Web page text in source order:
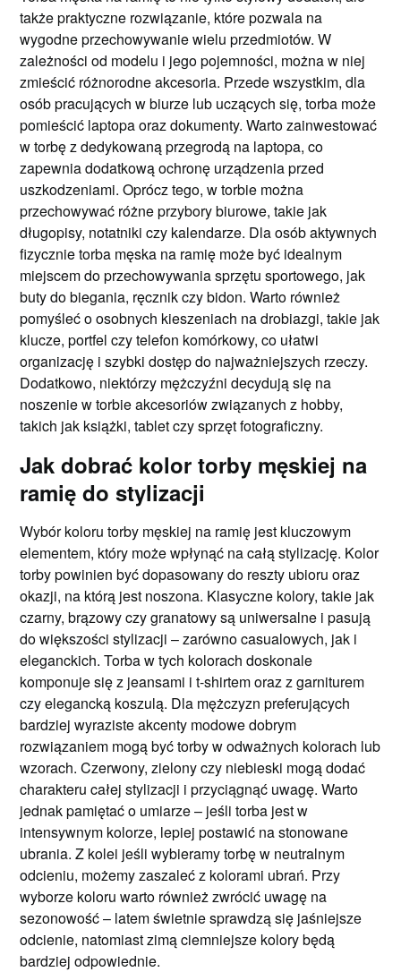
także praktyczne rozwiązanie, które pozwala na
wygodne przechowywanie wielu przedmiotów. W
zależności od modelu i jego pojemności, można w niej
zmieścić różnorodne akcesoria. Przede wszystkim, dla
osób pracujących w biurze lub uczących się, torba może
pomieścić laptopa oraz dokumenty. Warto zainwestować
w torbę z dedykowaną przegrodą na laptopa, co
zapewnia dodatkową ochronę urządzenia przed
uszkodzeniami. Oprócz tego, w torbie można
przechowywać różne przybory biurowe, takie jak
długopisy, notatniki czy kalendarze. Dla osób aktywnych
fizycznie torba męska na ramię może być idealnym
miejscem do przechowywania sprzętu sportowego, jak
buty do biegania, ręcznik czy bidon. Warto również
pomyśleć o osobnych kieszeniach na drobiazgi, takie jak
klucze, portfel czy telefon komórkowy, co ułatwi
organizację i szybki dostęp do najważniejszych rzeczy.
Dodatkowo, niektórzy mężczyźni decydują się na
noszenie w torbie akcesoriów związanych z hobby,
takich jak książki, tablet czy sprzęt fotograficzny.
Jak dobrać kolor torby męskiej na
ramię do stylizacji
Wybór koloru torby męskiej na ramię jest kluczowym
elementem, który może wpłynąć na całą stylizację. Kolor
torby powinien być dopasowany do reszty ubioru oraz
okazji, na którą jest noszona. Klasyczne kolory, takie jak
czarny, brązowy czy granatowy są uniwersalne i pasują
do większości stylizacji – zarówno casualowych, jak i
eleganckich. Torba w tych kolorach doskonale
komponuje się z jeansami i t-shirtem oraz z garniturem
czy elegancką koszulą. Dla mężczyzn preferujących
bardziej wyraziste akcenty modowe dobrym
rozwiązaniem mogą być torby w odważnych kolorach lub
wzorach. Czerwony, zielony czy niebieski mogą dodać
charakteru całej stylizacji i przyciągnąć uwagę. Warto
jednak pamiętać o umiarze – jeśli torba jest w
intensywnym kolorze, lepiej postawić na stonowane
ubrania. Z kolei jeśli wybieramy torbę w neutralnym
odcieniu, możemy zaszaleć z kolorami ubrań. Przy
wyborze koloru warto również zwrócić uwagę na
sezonowość – latem świetnie sprawdzą się jaśniejsze
odcienie, natomiast zimą ciemniejsze kolory będą
bardziej odpowiednie.